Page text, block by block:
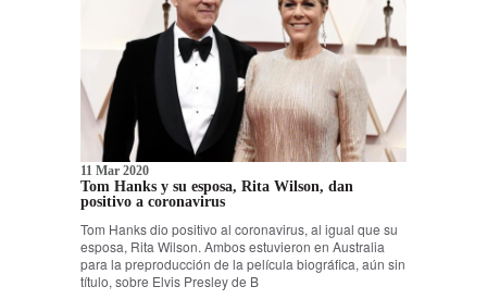
11 Mar 2020
Tom Hanks y su esposa, Rita Wilson, dan
positivo a coronavirus
Tom Hanks dio positivo al coronavirus, al igual que su
esposa, Rita Wilson. Ambos estuvieron en Australia
para la preproducción de la película biográfica, aún sin
título, sobre Elvis Presley de B